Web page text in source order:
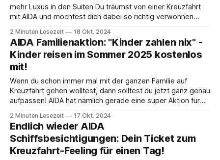
mehr Luxus in den Suiten Du träumst von einer Kreuzfahrt
mit AIDA und möchtest dich dabei so richtig verwöhnen
November 2024 weitet AIDA Cruises die exklusiven
Leistungen für Suitengäste auf
2 Minuten Lesezeit 18 Okt. 2024
AIDA Familienaktion: "Kinder zahlen nix" -
Kinder reisen im Sommer 2025 kostenlos
mit!
Wenn du schon immer mal mit der ganzen Familie auf
Kreuzfahrt gehen wolltest, dann solltest du jetzt ganz genau
aufpassen! AIDA hat nämlich gerade eine super Aktion für
sparen können. So funktioniert's Wenn du bis zum 4.
November
2 Minuten Lesezeit 17 Okt. 2024
Endlich wieder AIDA
Schiffsbesichtigungen: Dein Ticket zum
Kreuzfahrt-Feeling für einen Tag!